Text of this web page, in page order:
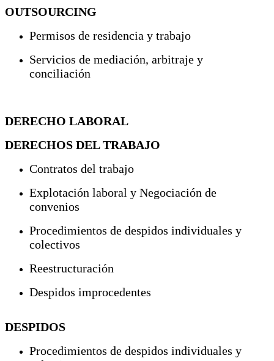
OUTSOURCING
Permisos de residencia y trabajo
Servicios de mediación, arbitraje y
conciliación
DERECHO LABORAL
DERECHOS DEL TRABAJO
Contratos del trabajo
Explotación laboral y Negociación de
convenios
Procedimientos de despidos individuales y
colectivos
Reestructuración
Despidos improcedentes
DESPIDOS
Procedimientos de despidos individuales y